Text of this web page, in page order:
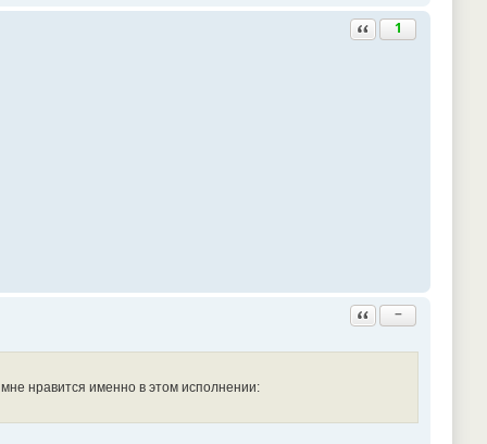
Ответить с цитатой
1
Ответить с цитатой
−
нравится именно в этом исполнении: